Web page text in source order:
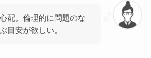
配。倫理的に問題のな
目安が欲しい。